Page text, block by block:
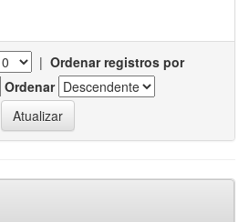
| Ordenar registros por
Ordenar